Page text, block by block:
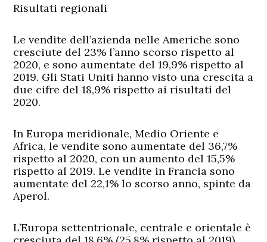
Risultati regionali
Le vendite dell’azienda nelle Americhe sono
cresciute del 23% l’anno scorso rispetto al
2020, e sono aumentate del 19,9% rispetto al
2019. Gli Stati Uniti hanno visto una crescita a
due cifre del 18,9% rispetto ai risultati del
2020.
In Europa meridionale, Medio Oriente e
Africa, le vendite sono aumentate del 36,7%
rispetto al 2020, con un aumento del 15,5%
rispetto al 2019. Le vendite in Francia sono
aumentate del 22,1% lo scorso anno, spinte da
Aperol.
L’Europa settentrionale, centrale e orientale è